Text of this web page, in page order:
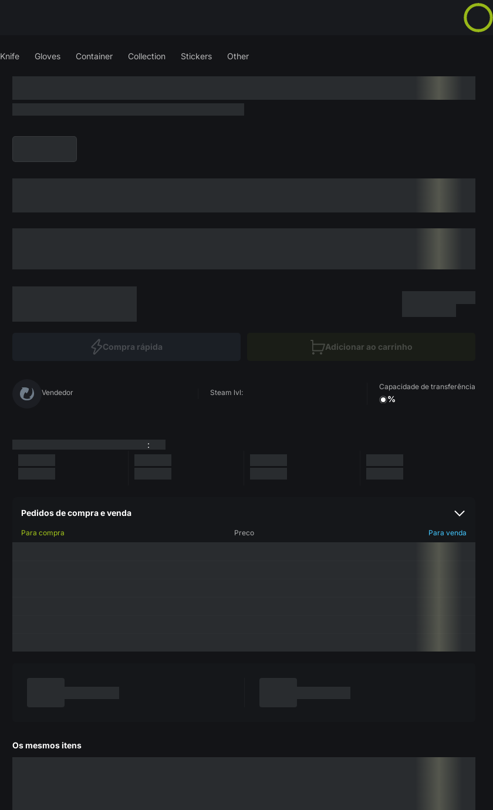
Knife Gloves Container Collection Stickers Other
Compra rápida Adicionar ao carrinho
Vendedor Steam lvl:
Capacidade de transferência
%
:
Pedidos de compra e venda
Para compra Preco Para venda
Os mesmos itens